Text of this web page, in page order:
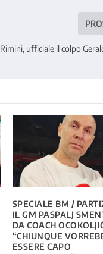
Rimini, ufficiale il colpo
SPECIALE BM /
IL GM PASPALJ
DA COACH
“CHIUNQUE
ESSERE CAPO